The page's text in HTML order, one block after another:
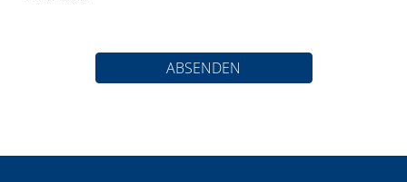
ABSENDEN